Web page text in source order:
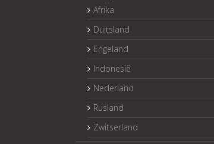
Afrika
Duitsland
Engeland
Indonesië
Nederland
Rusland
Zwitserland